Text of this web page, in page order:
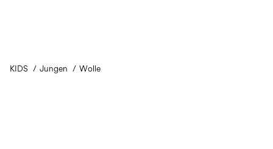
KIDS Jungen Wolle